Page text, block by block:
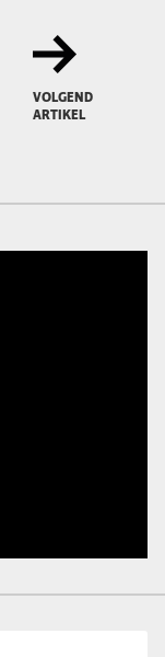
VOLGEND
ARTIKEL